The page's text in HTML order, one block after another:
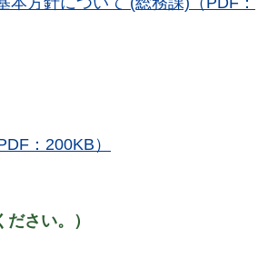
：200KB）
さい。）